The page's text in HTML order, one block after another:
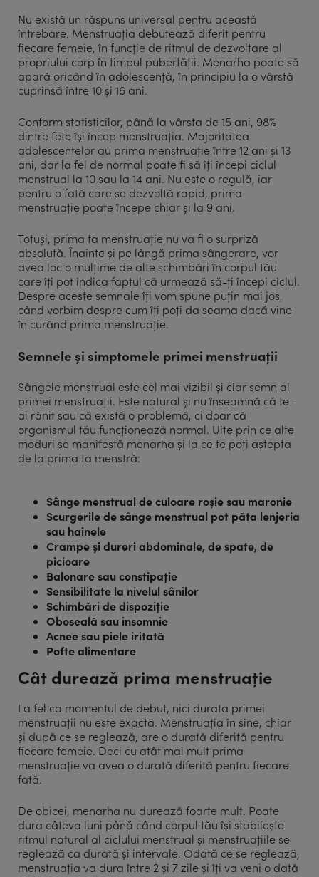
Nu există un răspuns universal pentru această
întrebare. Menstruația debutează diferit pentru
fiecare femeie, în funcție de ritmul de dezvoltare al
propriului corp în timpul pubertății. Menarha poate să
apară oricând în adolescență, în principiu la o vârstă
cuprinsă între 10 și 16 ani.
Conform statisticilor, până la vârsta de 15 ani, 98%
dintre fete își încep menstruația. Majoritatea
adolescentelor au prima menstruație între 12 ani și 13
ani, dar la fel de normal poate fi să îți începi ciclul
menstrual la 10 sau la 14 ani. Nu este o regulă, iar
pentru o fată care se dezvoltă rapid, prima
menstruație poate începe chiar și la 9 ani.
Totuși, prima ta menstruație nu va fi o surpriză
absolută. Înainte și pe lângă prima sângerare, vor
avea loc o mulțime de alte schimbări în corpul tău
care îți pot indica faptul că urmează să-ți începi ciclul.
Despre aceste semnale îți vom spune puțin mai jos,
când vorbim despre cum îți poți da seama dacă vine
în curând prima menstruație.
Semnele și simptomele primei menstruații
Sângele menstrual este cel mai vizibil și clar semn al
primei menstruații. Este natural și nu înseamnă că te-
ai rănit sau că există o problemă, ci doar că
organismul tău funcționează normal. Uite prin ce alte
moduri se manifestă menarha și la ce te poți aștepta
de la prima ta menstră:
Sânge menstrual de culoare roșie sau maronie
Scurgerile de sânge menstrual pot păta lenjeria
sau hainele
Crampe și dureri abdominale, de spate, de
picioare
Balonare sau constipație
Sensibilitate la nivelul sânilor
Schimbări de dispoziție
Oboseală sau insomnie
Acnee sau piele iritată
Pofte alimentare
Cât durează prima menstruație
La fel ca momentul de debut, nici durata primei
menstruații nu este exactă. Menstruația în sine, chiar
și după ce se reglează, are o durată diferită pentru
fiecare femeie. Deci cu atât mai mult prima
menstruație va avea o durată diferită pentru fiecare
fată.
De obicei, menarha nu durează foarte mult. Poate
dura câteva luni până când corpul tău își stabilește
ritmul natural al ciclului menstrual și menstruațiile se
reglează ca durată și intervale. Odată ce se reglează,
menstruația va dura între 2 și 7 zile și îți va veni o dată